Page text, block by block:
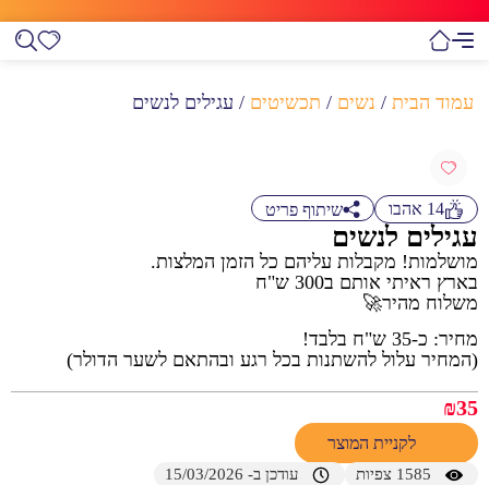
עמוד הבית / נשים / תכשיטים / עגילים לנשים
14 אהבו שיתוף פריט
עגילים לנשים
מושלמות! מקבלות עליהם כל הזמן המלצות.
בארץ ראיתי אותם ב300 ש"ח
משלוח מהיר🚀
מחיר: כ-35 ש"ח בלבד!
(המחיר עלול להשתנות בכל רגע ובהתאם לשער הדולר)
₪35
לקניית המוצר
1585 צפיות עודכן ב- 15/03/2026